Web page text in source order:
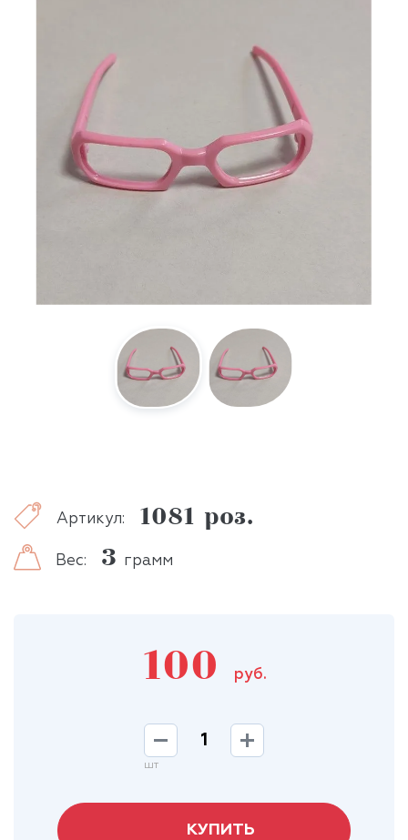
Артикул: 1081 роз.
Вес: 3 грамм
100 руб.
шт
КУПИТЬ